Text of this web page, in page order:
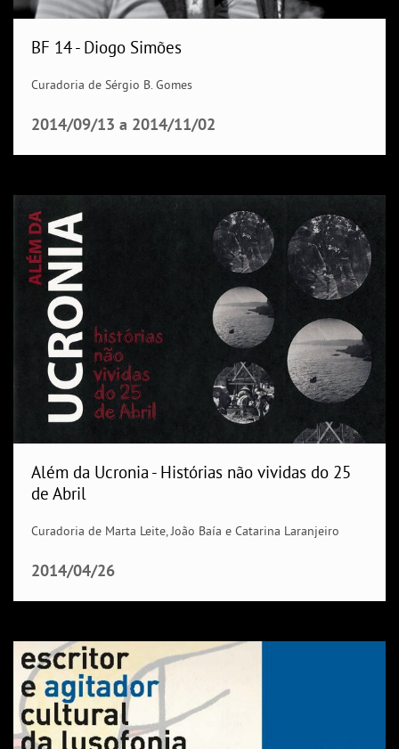
BF 14 - Diogo Simões
Curadoria de Sérgio B. Gomes
2014/09/13 a 2014/11/02
Além da Ucronia - Histórias não vividas do 25
de Abril
Curadoria de Marta Leite, João Baía e Catarina Laranjeiro
2014/04/26